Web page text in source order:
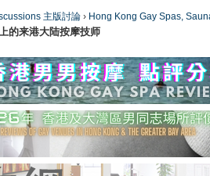
主版討論 › Hong Kong Gay Spas,
的来港大陆按摩技师